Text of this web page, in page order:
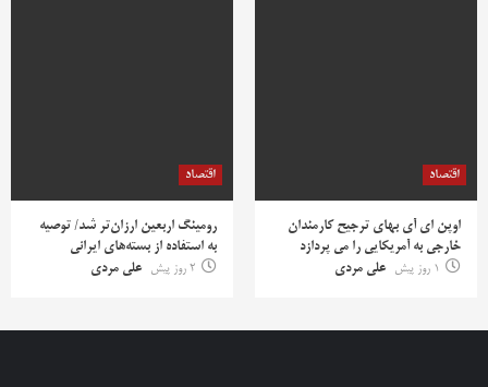
اقتصاد
اوپن ای آی بهای ترجیح کارمندان
خارجی به آمریکایی را می پردازد
1 روز پیش
علی مردی
اقتصاد
رومینگ اربعین ارزان‌تر شد/ توصیه
به استفاده از بسته‌های ایرانی
2 روز پیش
علی مردی